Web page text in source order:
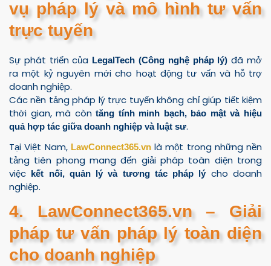
vụ pháp lý và mô hình tư vấn
trực tuyến
Sự phát triển của LegalTech (Công nghệ pháp lý) đã mở
ra một kỷ nguyên mới cho hoạt động tư vấn và hỗ trợ
doanh nghiệp.
Các nền tảng pháp lý trực tuyến không chỉ giúp tiết kiệm
thời gian, mà còntăng tính minh bạch, bảo mật và hiệu
quả hợp tác giữa doanh nghiệp và luật sư.
Tại Việt Nam, LawConnect365.vnlà một trong những nền
tảng tiên phong mang đến giải pháp toàn diện trong
việc kết nối, quản lý và tương tác pháp lýcho doanh
nghiệp.
4. LawConnect365.vn – Giải
pháp tư vấn pháp lý toàn diện
cho doanh nghiệp